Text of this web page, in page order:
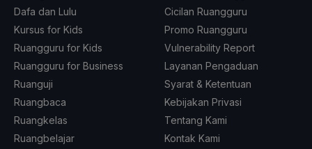
Dafa dan Lulu
Kursus for Kids
Ruangguru for Kids
Ruangguru for Business
Ruanguji
Ruangbaca
Ruangkelas
Ruangbelajar
Cicilan Ruangguru
Promo Ruangguru
Vulnerability Report
Layanan Pengaduan
Syarat & Ketentuan
Kebijakan Privasi
Tentang Kami
Kontak Kami